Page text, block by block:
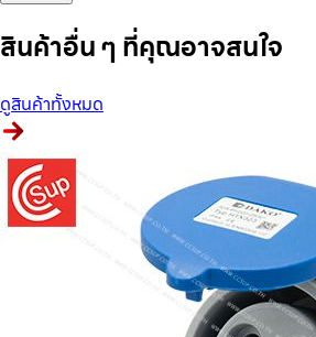
สินค้าอื่น ๆ ที่คุณอาจสนใจ
ดูสินค้าทั้งหมด